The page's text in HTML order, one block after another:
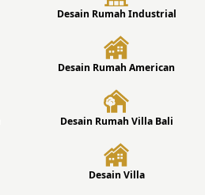
Desain Rumah Industrial
Desain Rumah American
Desain Rumah Villa Bali
Desain Villa